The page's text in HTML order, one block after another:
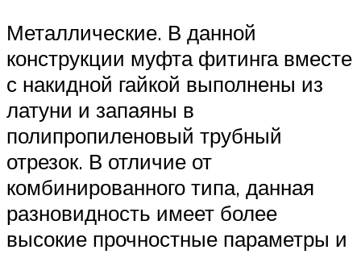
Металлические. В данной
конструкции муфта фитинга вместе
с накидной гайкой выполнены из
латуни и запаяны в
полипропиленовый трубный
отрезок. В отличие от
комбинированного типа, данная
разновидность имеет более
высокие прочностные параметры и